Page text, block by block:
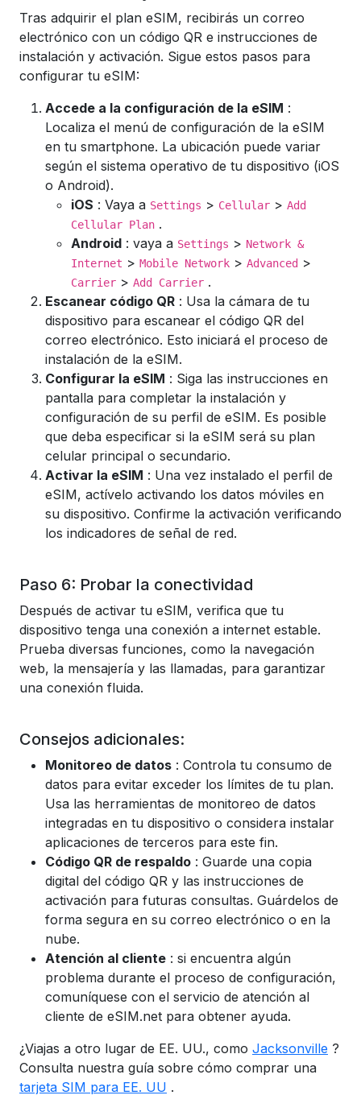
Tras adquirir el plan eSIM, recibirás un correo
electrónico con un código QR e instrucciones de
instalación y activación. Sigue estos pasos para
configurar tu eSIM:
Accede a la configuración de la eSIM :
Localiza el menú de configuración de la eSIM
en tu smartphone. La ubicación puede variar
según el sistema operativo de tu dispositivo (iOS
o Android).
iOS : Vaya a Settings > Cellular > Add
Cellular Plan .
Android : vaya a Settings > Network &
Internet > Mobile Network > Advanced >
Carrier > Add Carrier .
Escanear código QR : Usa la cámara de tu
dispositivo para escanear el código QR del
correo electrónico. Esto iniciará el proceso de
instalación de la eSIM.
Configurar la eSIM : Siga las instrucciones en
pantalla para completar la instalación y
configuración de su perfil de eSIM. Es posible
que deba especificar si la eSIM será su plan
celular principal o secundario.
Activar la eSIM : Una vez instalado el perfil de
eSIM, actívelo activando los datos móviles en
su dispositivo. Confirme la activación verificando
los indicadores de señal de red.
Paso 6: Probar la conectividad
Después de activar tu eSIM, verifica que tu
dispositivo tenga una conexión a internet estable.
Prueba diversas funciones, como la navegación
web, la mensajería y las llamadas, para garantizar
una conexión fluida.
Consejos adicionales:
Monitoreo de datos : Controla tu consumo de
datos para evitar exceder los límites de tu plan.
Usa las herramientas de monitoreo de datos
integradas en tu dispositivo o considera instalar
aplicaciones de terceros para este fin.
Código QR de respaldo : Guarde una copia
digital del código QR y las instrucciones de
activación para futuras consultas. Guárdelos de
forma segura en su correo electrónico o en la
nube.
Atención al cliente : si encuentra algún
problema durante el proceso de configuración,
comuníquese con el servicio de atención al
cliente de eSIM.net para obtener ayuda.
¿Viajas a otro lugar de EE. UU., como Jacksonville ?
Consulta nuestra guía sobre cómo comprar una
tarjeta SIM para EE. UU .